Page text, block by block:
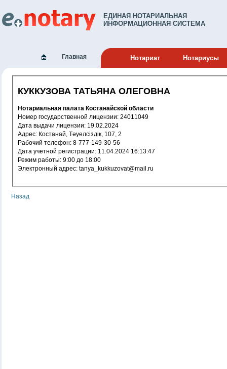
ЕДИНАЯ НОТАРИАЛЬНАЯ
ИНФОРМАЦИОННАЯ СИСТЕМА
Главная Нотариат Нотариусы
КУККУЗОВА ТАТЬЯНА ОЛЕГОВНА
Нотариальная палата Костанайской области
Номер государственной лицензии: 24011049
Дата выдачи лицензии: 19.02.2024
Адрес: Костанай, Тәуелсіздік, 107, 2
Рабочий телефон: 8-777-149-30-56
Дата учетной регистрации: 11.04.2024 16:13:47
Режим работы: 9:00 до 18:00
Электронный адрес: tanya_kukkuzovat@mail.ru
Назад